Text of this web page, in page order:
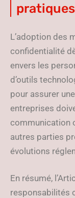
L’adoption des
confidentialité
envers les
d’outils
pour assurer
entreprises
communication
autres parties
évolutions
En résumé,
responsabilités